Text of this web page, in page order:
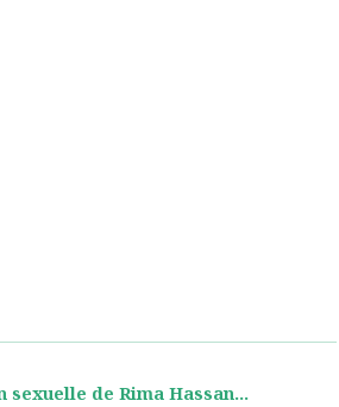
de Rima Hassan...